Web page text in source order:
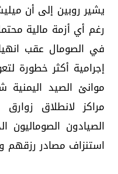
يشير روبين إلى أن
رغم أي أزمة مالية
في الصومال عقب
إجرامية أكثر خطورة
موانئ الصيد
مراكز لانطلاق
الصيادون الصوماليون
استنزاف مصادر رزقهم